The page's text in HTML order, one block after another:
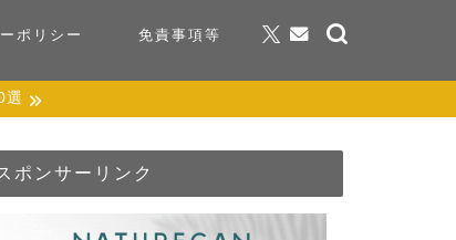
ポリシー 免責事項等
選
ポンサーリンク